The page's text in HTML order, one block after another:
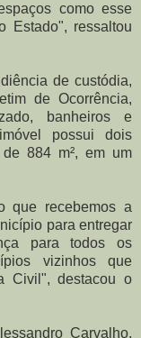
como esse
Estado", ressaltou
de custódia,
de Ocorrência,
banheiros e
possui dois
884 m², em um
que recebemos a
para entregar
para todos os
vizinhos que
Civil", destacou o
Carvalho,